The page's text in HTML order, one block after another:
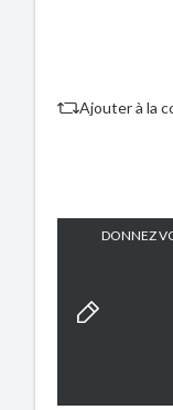
Ajouter à la
DONNEZ